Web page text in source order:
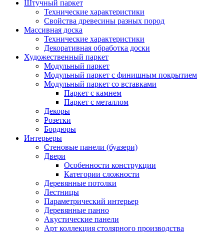
Штучный паркет
Технические характеристики
Свойства древесины разных пород
Массивная доска
Технические характеристики
Декоративная обработка доски
Художественный паркет
Модульный паркет
Модульный паркет с финишным покрытием
Модульный паркет со вставками
Паркет с камнем
Паркет с металлом
Декоры
Розетки
Бордюры
Интерьеры
Стеновые панели (буазери)
Двери
Особенности конструкции
Категории сложности
Деревянные потолки
Лестницы
Параметрический интерьер
Деревянные панно
Акустические панели
Арт коллекция столярного производства